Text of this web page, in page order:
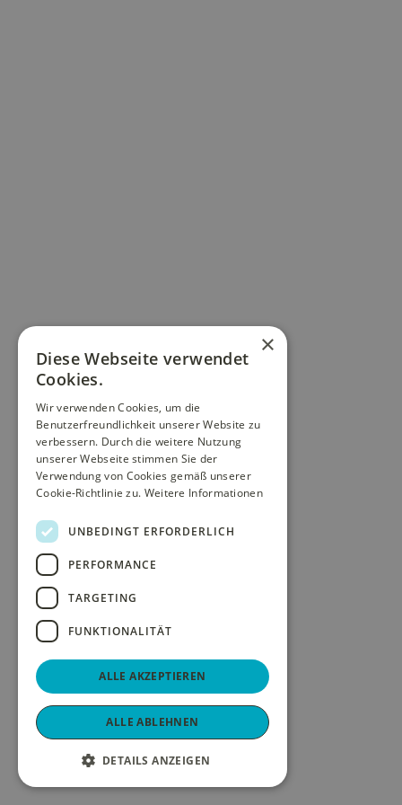
×
Diese Webseite verwendet
Cookies.
Wir verwenden Cookies, um die
Benutzerfreundlichkeit unserer Website zu
verbessern. Durch die weitere Nutzung
unserer Webseite stimmen Sie der
Verwendung von Cookies gemäß unserer
Cookie-Richtlinie zu. Weitere Informationen
UNBEDINGT ERFORDERLICH
PERFORMANCE
TARGETING
FUNKTIONALITÄT
ALLE AKZEPTIEREN
ALLE ABLEHNEN
DETAILS ANZEIGEN